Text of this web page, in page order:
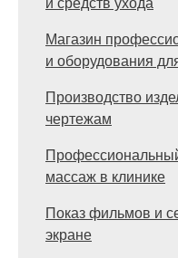
Магазин
и оборудования
Производство
чертежам
массаж в клинике
Показ фильмов и
экране